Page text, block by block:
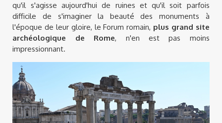
qu'il s'agisse aujourd'hui de ruines et qu'il soit parfois
difficile de s'imaginer la beauté des monuments à
l'époque de leur gloire, le Forum romain, plus grand site
archéologique de Rome, n'en est pas moins
impressionnant.